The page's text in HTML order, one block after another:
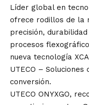
Líder global en
ofrece rodillos de la
precisión,
procesos
nueva tecnología
UTECO –
conversión.
UTECO ONYXGO,